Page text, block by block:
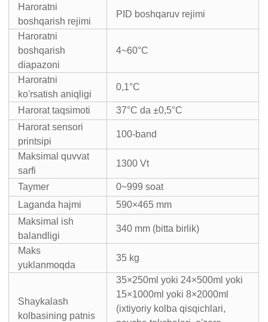
Haroratni
boshqarish rejimi
PID boshqaruv rejimi
Haroratni
boshqarish
diapazoni
4~60°C
Haroratni
ko'rsatish aniqligi
0,1°C
Harorat taqsimoti
37°C da ±0,5°C
Harorat sensori
printsipi
100-band
Maksimal quvvat
sarfi
1300 Vt
Taymer
0~999 soat
Laganda hajmi
590×465 mm
Maksimal ish
balandligi
340 mm (bitta birlik)
Maks
yuklanmoqda
35 kg
Shaykalash
kolbasining patnis
35×250ml yoki 24×500ml yoki
15×1000ml yoki 8×2000ml
(ixtiyoriy kolba qisqichlari,